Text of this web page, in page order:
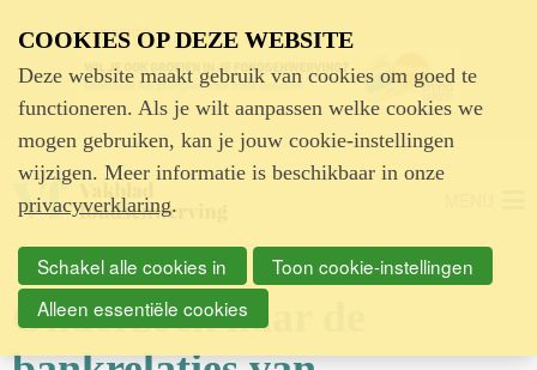
Advertentie
Onderzoek naar de
COOKIES OP DEZE WEBSITE
Deze website maakt gebruik van cookies om goed te
functioneren. Als je wilt aanpassen welke cookies we
mogen gebruiken, kan je jouw cookie-instellingen
wijzigen. Meer informatie is beschikbaar in onze
privacyverklaring.
Schakel alle cookies in
Toon cookie-instellingen
Alleen essentiële cookies